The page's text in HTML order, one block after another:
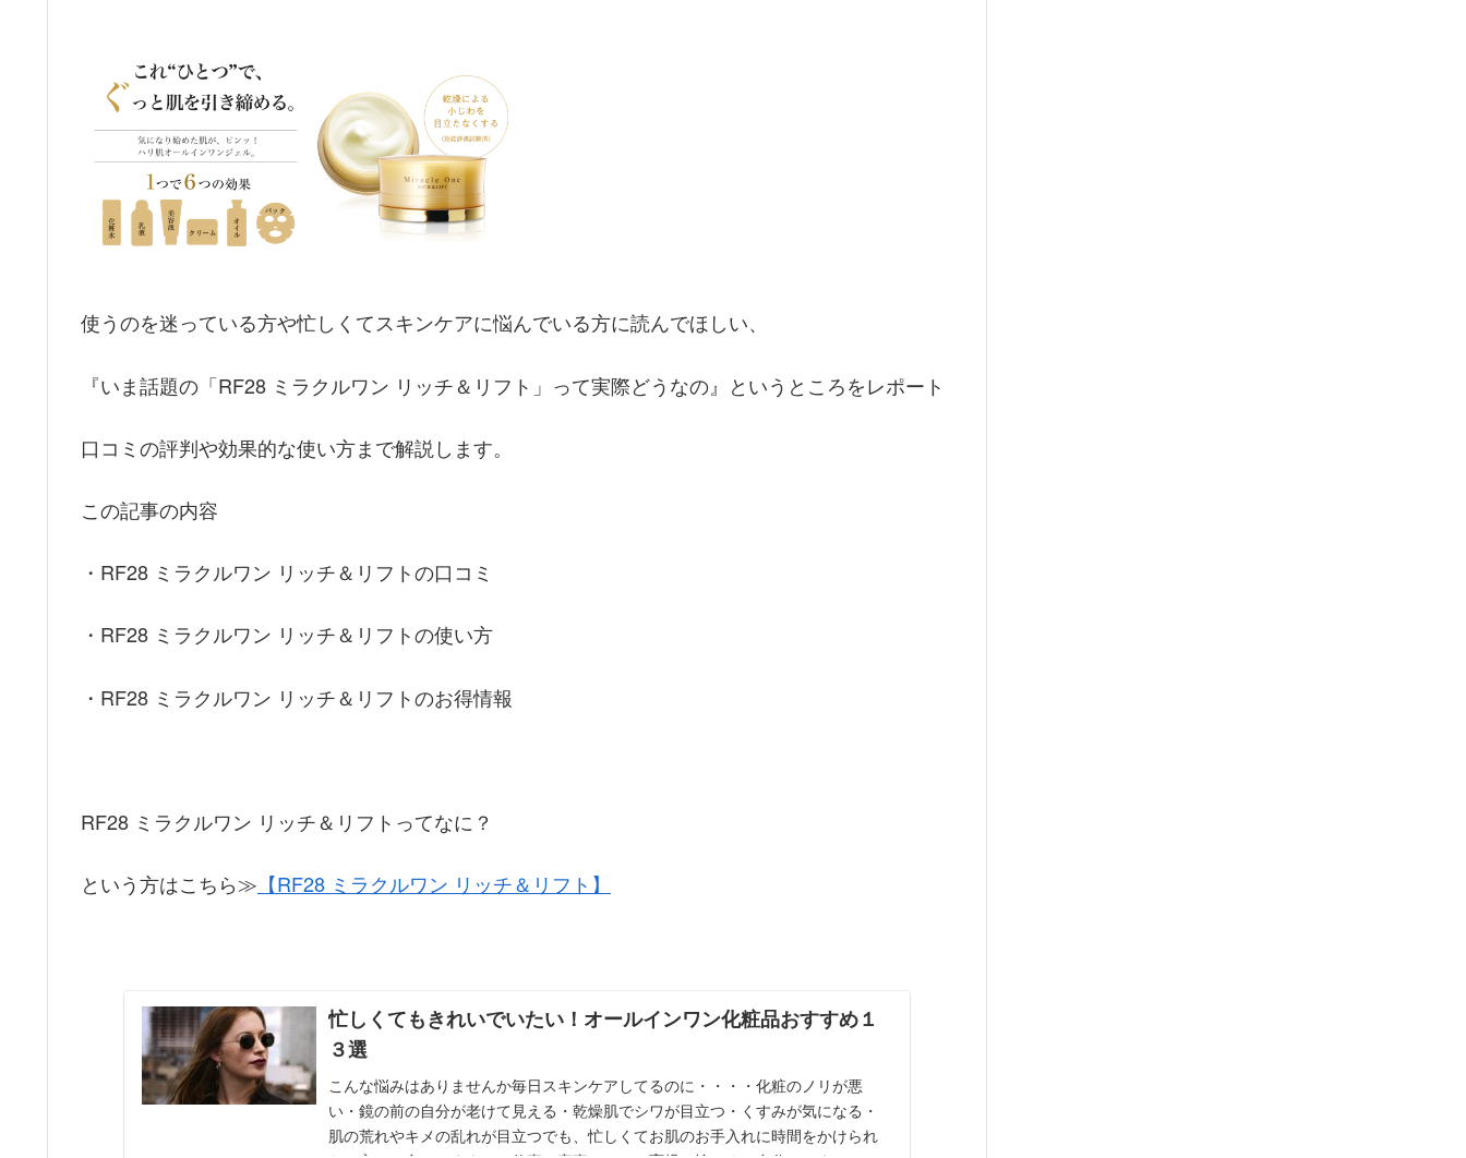
使うのを迷っている方や忙しくてスキンケアに悩んでいる方に読んでほしい、
『いま話題の「RF28 ミラクルワン リッチ＆リフト」って実際どうなの』というところをレポート
口コミの評判や効果的な使い方まで解説します。
この記事の内容
・RF28 ミラクルワン リッチ＆リフトの口コミ
・RF28 ミラクルワン リッチ＆リフトの使い方
・RF28 ミラクルワン リッチ＆リフトのお得情報
RF28 ミラクルワン リッチ＆リフトってなに？
という方はこちら≫ 【RF28 ミラクルワン リッチ＆リフト】
忙しくてもきれいでいたい！オールインワン化粧品おすすめ１
３選
こんな悩みはありませんか毎日スキンケアしてるのに・・・・化粧のノリが悪
い・鏡の前の自分が老けて見える・乾燥肌でシワが目立つ・くすみが気になる・
肌の荒れやキメの乱れが目立つでも、忙しくてお肌のお手入れに時間をかけられ